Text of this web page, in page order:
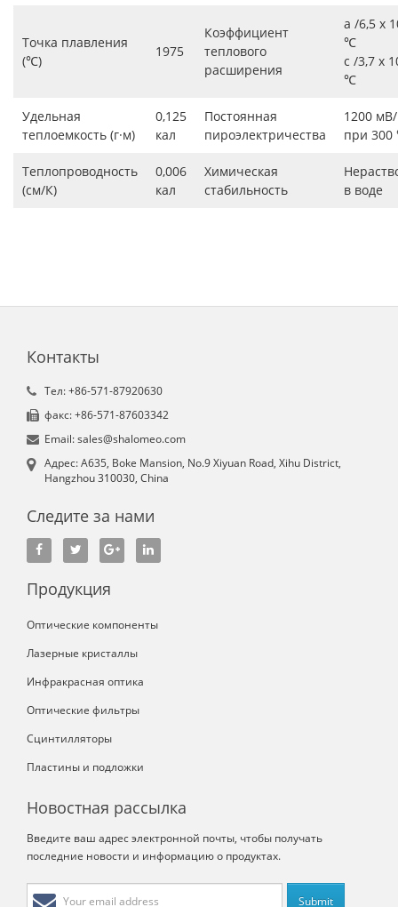
Точка плавления
(℃)
1975
Коэффициент
теплового
расширения
a /6,5 x
℃
c /3,7 x
℃
Удельная
теплоемкость (г·м)
0,125
кал
Постоянная
пироэлектричества
1200
при
Теплопроводность
(см/К)
0,006
кал
Химическая
стабильность
в воде
Контакты
Tел: +86-571-87920630
факс: +86-571-87603342
Email: sales@shalomeo.com
Aдрес: A635, Boke Mansion, No.9 Xiyuan Road, Xihu District,
Hangzhou 310030, China
Следите за нами
Продукция
Оптические компоненты
Лазерные кристаллы
Инфракрасная оптика
Оптические фильтры
Сцинтилляторы
Пластины и подложки
Новостная рассылка
Введите ваш адрес электронной почты, чтобы получать
последние новости и информацию о продуктах.